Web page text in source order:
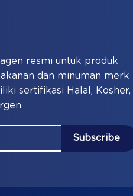
resmi untuk produk
dan minuman merk
sertifikasi Halal, Kosher,